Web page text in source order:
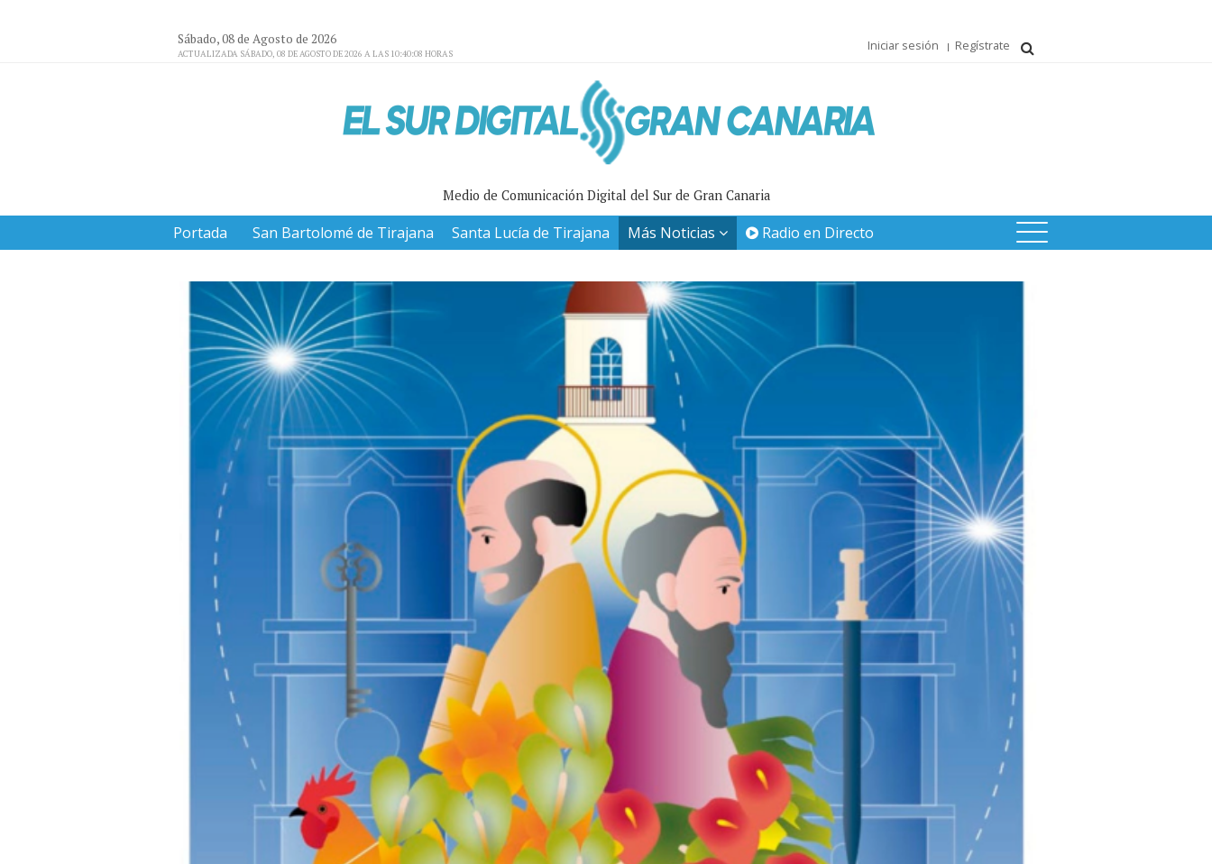
Sábado, 08 de Agosto de 2026
ACTUALIZADA SÁBADO, 08 DE AGOSTO DE 2026 A LAS 10:40:08 HORAS
Iniciar sesión Regístrate
Medio de Comunicación Digital del Sur de Gran Canaria
Portada San Bartolomé de Tirajana Santa Lucía de Tirajana Más Noticias Radio en Directo